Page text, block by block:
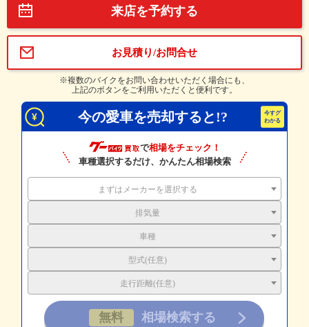
来店を予約する
お見積り/お問合せ
※複数のバイクをお問い合わせいただく場合にも、
上記のボタンをご利用いただくと便利です。
今の愛車を売却すると!?
で相場をチェック！
車種選択するだけ、かんたん相場検索
まずはメーカーを選択する
排気量
車種
型式(任意)
走行距離(任意)